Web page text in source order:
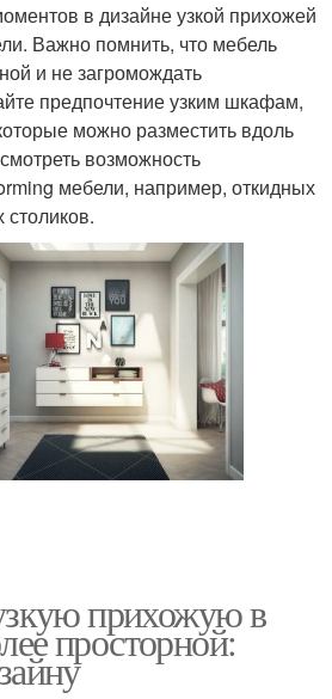
в дизайне узкой прихожей
Важно помнить, что мебель
и не загромождать
предпочтение узким шкафам,
можно разместить вдоль
возможность
мебели, например, откидных
столиков.
прихожую в
просторной: